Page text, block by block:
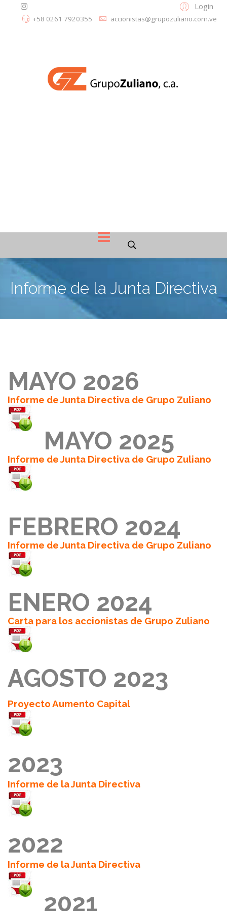
Login
+58 0261 7920355 accionistas@grupozuliano.com.ve
Informe de la Junta Directiva
MAYO 2026
Informe de Junta Directiva de Grupo Zuliano
MAYO 2025
Informe de Junta Directiva de Grupo Zuliano
FEBRERO 2024
Informe de Junta Directiva de Grupo Zuliano
ENERO 2024
Carta para los accionistas de Grupo Zuliano
AGOSTO 2023
Proyecto Aumento Capital
2023
Informe de la Junta Directiva
2022
Informe de la Junta Directiva
2021